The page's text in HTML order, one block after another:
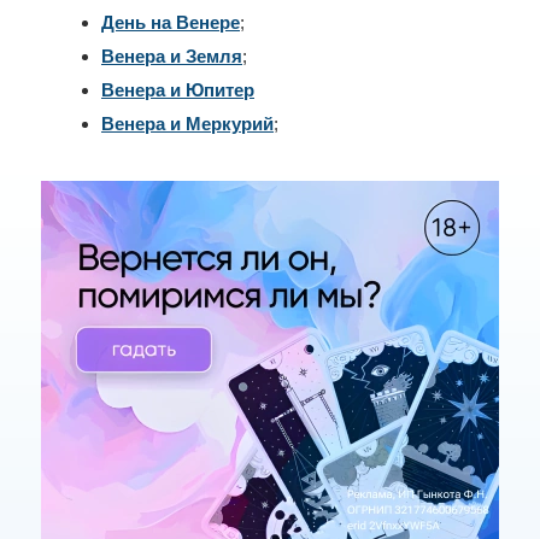
День на Венере;
Венера и Земля;
Венера и Юпитер
Венера и Меркурий;